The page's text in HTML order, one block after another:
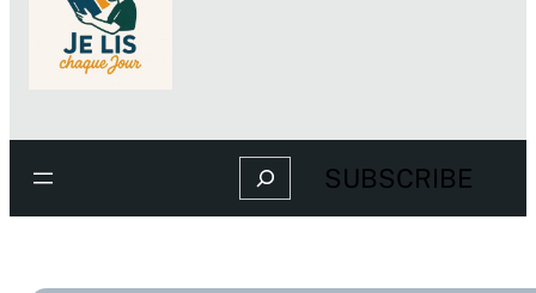
Search SUBSCRIBE